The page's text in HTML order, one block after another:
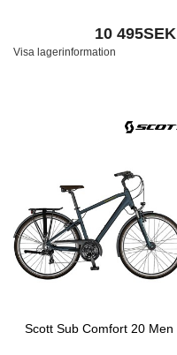
10 495SEK
Visa lagerinformation
Scott Sub Comfort 20 Men